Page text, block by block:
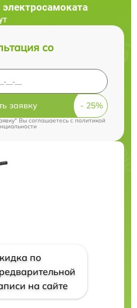
со
заявку
Вы соглашаетесь cполитикой
по
на сайте